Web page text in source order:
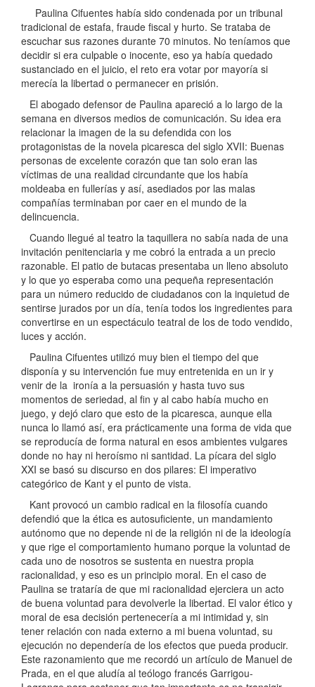
Paulina Cifuentes había sido condenada por un tribunal
tradicional de estafa, fraude fiscal y hurto. Se trataba de
escuchar sus razones durante 70 minutos. No teníamos que
decidir si era culpable o inocente, eso ya había quedado
sustanciado en el juicio, el reto era votar por mayoría si
merecía la libertad o permanecer en prisión.
El abogado defensor de Paulina apareció a lo largo de la
semana en diversos medios de comunicación. Su idea era
relacionar la imagen de la su defendida con los
protagonistas de la novela picaresca del siglo XVII: Buenas
personas de excelente corazón que tan solo eran las
víctimas de una realidad circundante que los había
moldeaba en fullerías y así, asediados por las malas
compañías terminaban por caer en el mundo de la
delincuencia.
Cuando llegué al teatro la taquillera no sabía nada de una
invitación penitenciaria y me cobró la entrada a un precio
razonable. El patio de butacas presentaba un lleno absoluto
y lo que yo esperaba como una pequeña representación
para un número reducido de ciudadanos con la inquietud de
sentirse jurados por un día, tenía todos los ingredientes para
convertirse en un espectáculo teatral de los de todo vendido,
luces y acción.
Paulina Cifuentes utilizó muy bien el tiempo del que
disponía y su intervención fue muy entretenida en un ir y
venir de la ironía a la persuasión y hasta tuvo sus
momentos de seriedad, al fin y al cabo había mucho en
juego, y dejó claro que esto de la picaresca, aunque ella
nunca lo llamó así, era prácticamente una forma de vida que
se reproducía de forma natural en esos ambientes vulgares
donde no hay ni heroísmo ni santidad. La pícara del siglo
XXI se basó su discurso en dos pilares: El imperativo
categórico de Kant y el punto de vista.
Kant provocó un cambio radical en la filosofía cuando
defendió que la ética es autosuficiente, un mandamiento
autónomo que no depende ni de la religión ni de la ideología
y que rige el comportamiento humano porque la voluntad de
cada uno de nosotros se sustenta en nuestra propia
racionalidad, y eso es un principio moral. En el caso de
Paulina se trataría de que mi racionalidad ejerciera un acto
de buena voluntad para devolverle la libertad. El valor ético y
moral de esa decisión pertenecería a mi intimidad y, sin
tener relación con nada externo a mi buena voluntad, su
ejecución no dependería de los efectos que pueda producir.
Este razonamiento que me recordó un artículo de Manuel de
Prada, en el que aludía al teólogo francés Garrigou-